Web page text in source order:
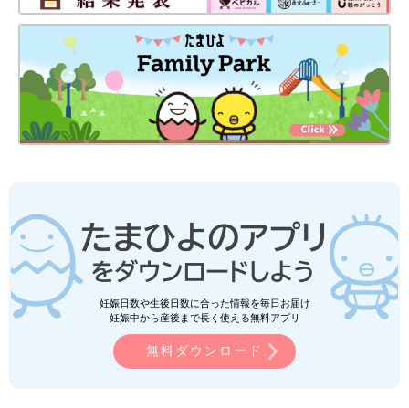
妊娠日数や生後日数に合った情報を毎日お届け
妊娠中から産後まで長く使える無料アプリ
無料ダウンロード